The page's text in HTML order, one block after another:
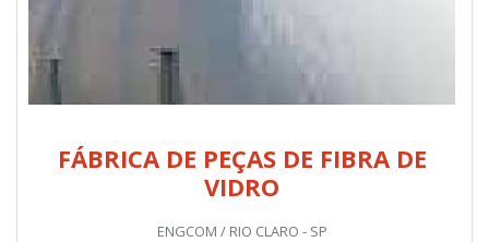
FÁBRICA DE PEÇAS DE FIBRA DE
VIDRO
ENGCOM / RIO CLARO - SP